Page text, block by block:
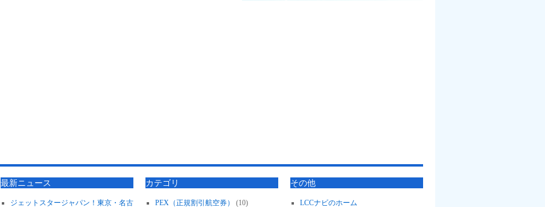
最新ニュース
ジェットスタージャパン！東京・名古
カテゴリ
PEX（正規割引航空券） (10)
その他
LCCナビのホーム